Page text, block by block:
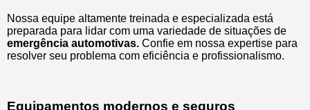
Nossa equipe altamente treinada e especializada está
preparada para lidar com uma variedade de situações de
emergência automotivas. Confie em nossa expertise para
resolver seu problema com eficiência e profissionalismo.
Equipamentos modernos e seguros